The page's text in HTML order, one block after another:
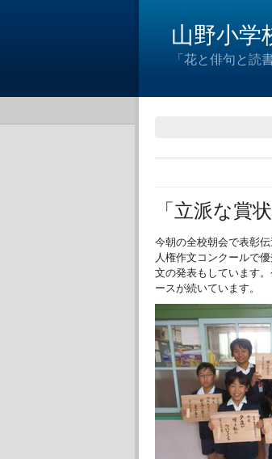
山野小学
「花と俳句と読
「立派な賞
今朝の全校朝会で表彰
人権作文コンクールで
文の発表もしています
ースが続いています。